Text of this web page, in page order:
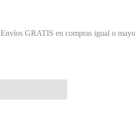
Envíos GRATIS en compras igual o